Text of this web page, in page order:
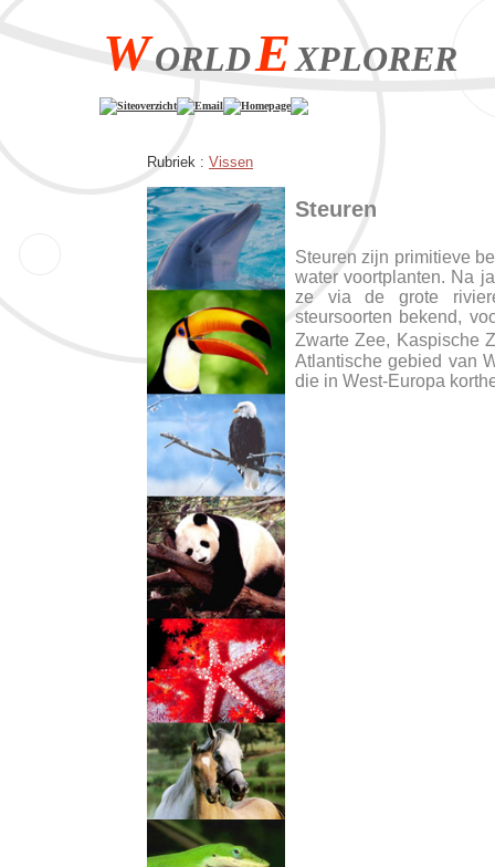
WORLDEXPLORER
Siteoverzicht Email Homepage
Rubriek : Vissen
Steuren
Steuren zijn primitieve
water voortplanten. Na
ze via de grote
steursoorten bekend,
Zwarte Zee, Kaspische
Atlantische gebied van
die in West-Europa